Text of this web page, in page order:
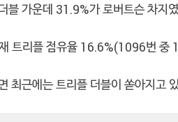
블 가운데 31.9%가 로버트슨 차지
트리플 점유율 16.6%(1096번 중
최근에는 트리플 더블이 쏟아지고